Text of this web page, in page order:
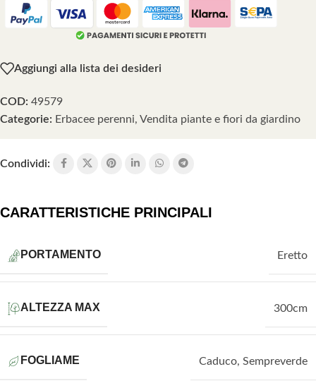
Aggiungi alla lista dei desideri
COD: 49579
Categorie: Erbacee perenni, Vendita piante e fiori da giardino
Condividi:
CARATTERISTICHE PRINCIPALI
PORTAMENTO Eretto
ALTEZZA MAX 300cm
FOGLIAME Caduco, Sempreverde